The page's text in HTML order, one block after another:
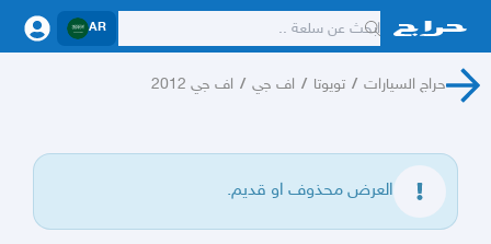
AR
حراج السيارات / تويوتا / اف جي / اف جي 2012
العرض محذوف او قديم.